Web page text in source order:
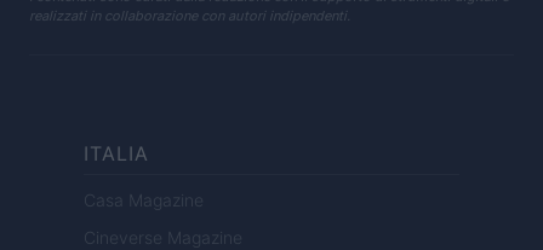
realizzati in collaborazione con autori indipendenti.
ITALIA
Casa Magazine
Cineverse Magazine